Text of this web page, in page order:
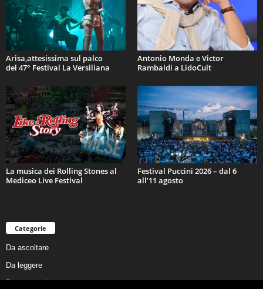
Arisa,attesissima sul palco
del 47° Festival La Versiliana
Antonio Monda e Victor
Rambaldi a LidoCult
La musica dei Rolling Stones al
Mediceo Live Festival
Festival Puccini 2026 – dal 6
all’11 agosto
Categorie
Da ascoltare
Da leggere
Da non perdere